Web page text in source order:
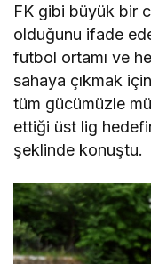
FK gibi büyük bir
olduğunu ifade
futbol ortamı ve
sahaya çıkmak
tüm gücümüzle
ettiği üst lig
şeklinde konuştu.